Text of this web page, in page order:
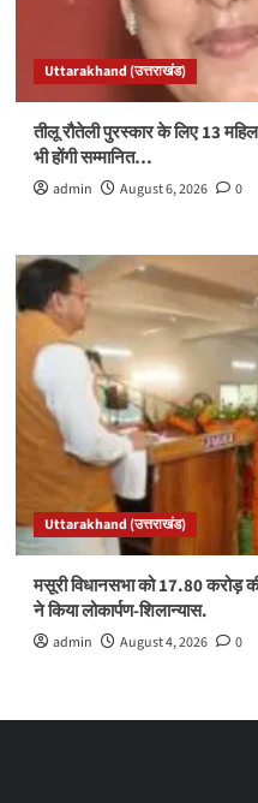
Uttarakhand (उत्तराखंड)
तीलू रौतेली पुरस्कार के लिए 13
भी होंगी सम्मानित…
admin August 6, 2026 0
Uttarakhand (उत्तराखंड)
मसूरी विधानसभा को 17.80 करोड़
ने किया लोकार्पण-शिलान्यास.
admin August 4, 2026 0